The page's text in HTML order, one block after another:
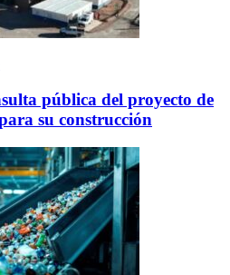
pública del proyecto de
su construcción